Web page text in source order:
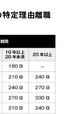
定理由離職